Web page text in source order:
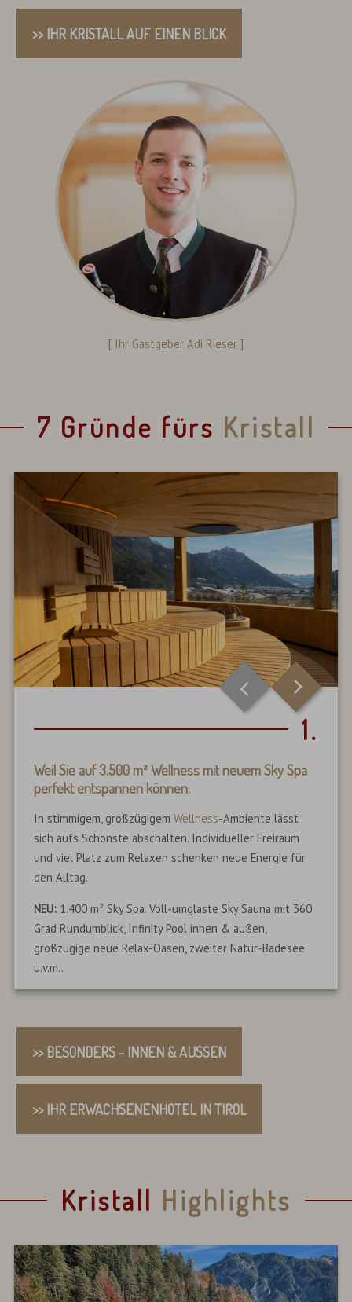
>> IHR KRISTALL AUF EINEN BLICK
[ Ihr Gastgeber Adi Rieser ]
7 Gründe fürs Kristall
1.
Weil Sie auf 3.500 m² Wellness mit neuem Sky Spa
perfekt entspannen können.
In stimmigem, großzügigemWellness-Ambiente lässt
sich aufs Schönste abschalten. Individueller Freiraum
und viel Platz zum Relaxen schenken neue Energie für
den Alltag.
NEU: 1.400 m² Sky Spa. Voll-umglaste Sky Sauna mit 360
Grad Rundumblick, Infinity Pool innen & außen,
großzügige neue Relax-Oasen, zweiter Natur-Badesee
u.v.m..
>> BESONDERS - INNEN & AUSSEN
>> IHR ERWACHSENENHOTEL IN TIROL
Kristall Highlights